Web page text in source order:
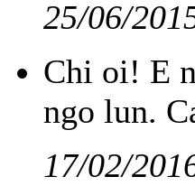
25/06/
Chi oi! E
ngo lun.
17/02/